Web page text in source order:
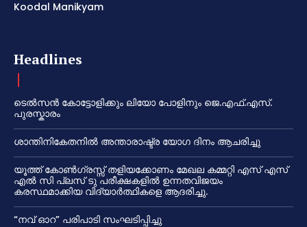
Koodal Manikyam
Headlines
ടെൽസൻ കോട്ടോളിക്കും ലിയോ പോളിനും ജെ.എഫ്.എസ്.
പുരസ്കാരം
ശാന്തിനികേതനിൽ അന്താരാഷ്ട്ര യോഗ ദിനം ആചരിച്ചു
യൂത്ത് കോൺഗ്രസ്സ് തളിയക്കോണം മേഖല കമ്മറ്റി എസ് എസ്
എൽ സി പ്ലസ് ടു പരീക്ഷകളിൽ ഉന്നതവിജയം
കരസ്ഥമാക്കിയ വിദ്യാർത്ഥികളെ ആദരിച്ചു.
“നവ് ഓറ” പരിപാടി സംഘടിപ്പിച്ചു